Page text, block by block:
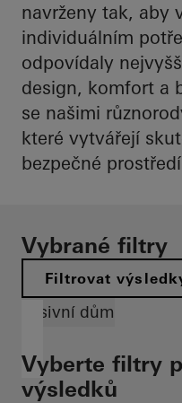
navrženy tak, aby
individuálním
odpovídaly
design, komfort a
se našimi
které vytvářejí
bezpečné
Vybrané filtry
Filtrovat
Pasivní dům
Vyberte filtry
výsledků